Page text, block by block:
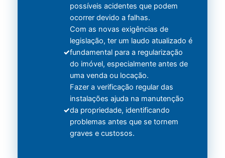
possíveis acidentes que podem
ocorrer devido a falhas.
Com as novas exigências de
legislação, ter um laudo atualizado é
fundamental para a regularização
do imóvel, especialmente antes de
uma venda ou locação.
Fazer a verificação regular das
instalações ajuda na manutenção
da propriedade, identificando
problemas antes que se tornem
graves e custosos.